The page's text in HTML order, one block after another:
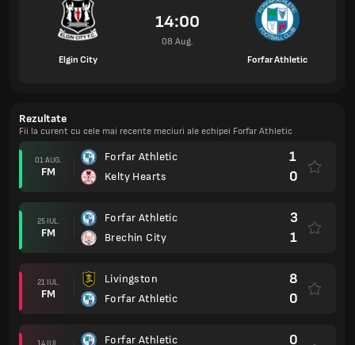
Elgin City
14:00
08 Aug.
Forfar Athletic
Rezultate
Fii la curent cu cele mai recente meciuri ale echipei Forfar Athletic
01 AUG.
FM
Forfar Athletic
Kelty Hearts
1
0
25 IUL.
FM
Forfar Athletic
Brechin City
3
1
21 IUL.
FM
Livingston
Forfar Athletic
8
0
14 IUL.
Forfar Athletic
0